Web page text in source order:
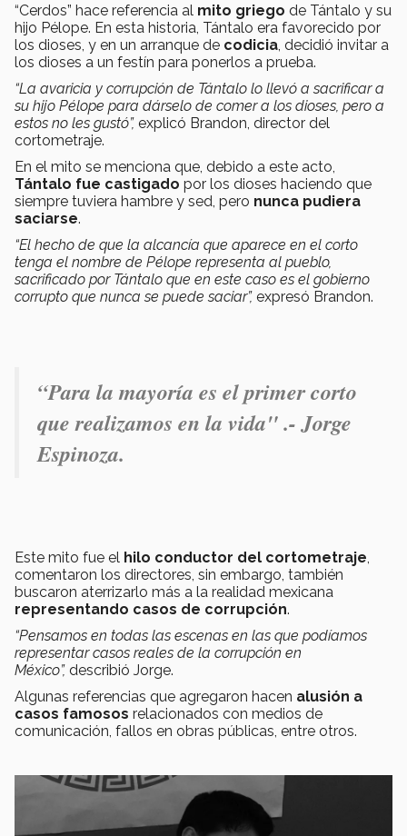
“Cerdos” hace referencia al mito griego de Tántalo y su
hijo Pélope. En esta historia, Tántalo era favorecido por
los dioses, y en un arranque de codicia , decidió invitar a
los dioses a un festín para ponerlos a prueba.
“La avaricia y corrupción de Tántalo lo llevó a sacrificar a
su hijo Pélope para dárselo de comer a los dioses, pero a
estos no les gustó”, explicó Brandon, director del
cortometraje.
En el mito se menciona que, debido a este acto,
Tántalo fue castigado por los dioses haciendo que
siempre tuviera hambre y sed, pero nunca pudiera
saciarse.
“El hecho de que la alcancía que aparece en el corto
tenga el nombre de Pélope representa al pueblo,
sacrificado por Tántalo que en este caso es el gobierno
corrupto que nunca se puede saciar”, expresó Brandon.
“Para la mayoría es el primer corto
que realizamos en la vida" .- Jorge
Espinoza.
Este mito fue el hilo conductor del cortometraje
comentaron los directores, sin embargo, también
buscaron aterrizarlo más a la realidad mexicana
representando casos de corrupción.
“Pensamos en todas las escenas en las que podíamos
representar casos reales de la corrupción en
México”, describió Jorge.
Algunas referencias que agregaron hacen alusión a
casos famosos relacionados con medios de
comunicación, fallos en obras públicas, entre otros.